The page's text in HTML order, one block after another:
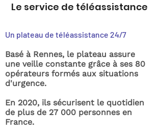
Le service de téléassistance
Un plateau de téléassistance 24/7
Basé à Rennes, le plateau assure
une veille constante grâce à ses 80
opérateurs formés aux situations
d'urgence.
En 2020, ils sécurisent le quotidien
de plus de 27 000 personnes en
France.